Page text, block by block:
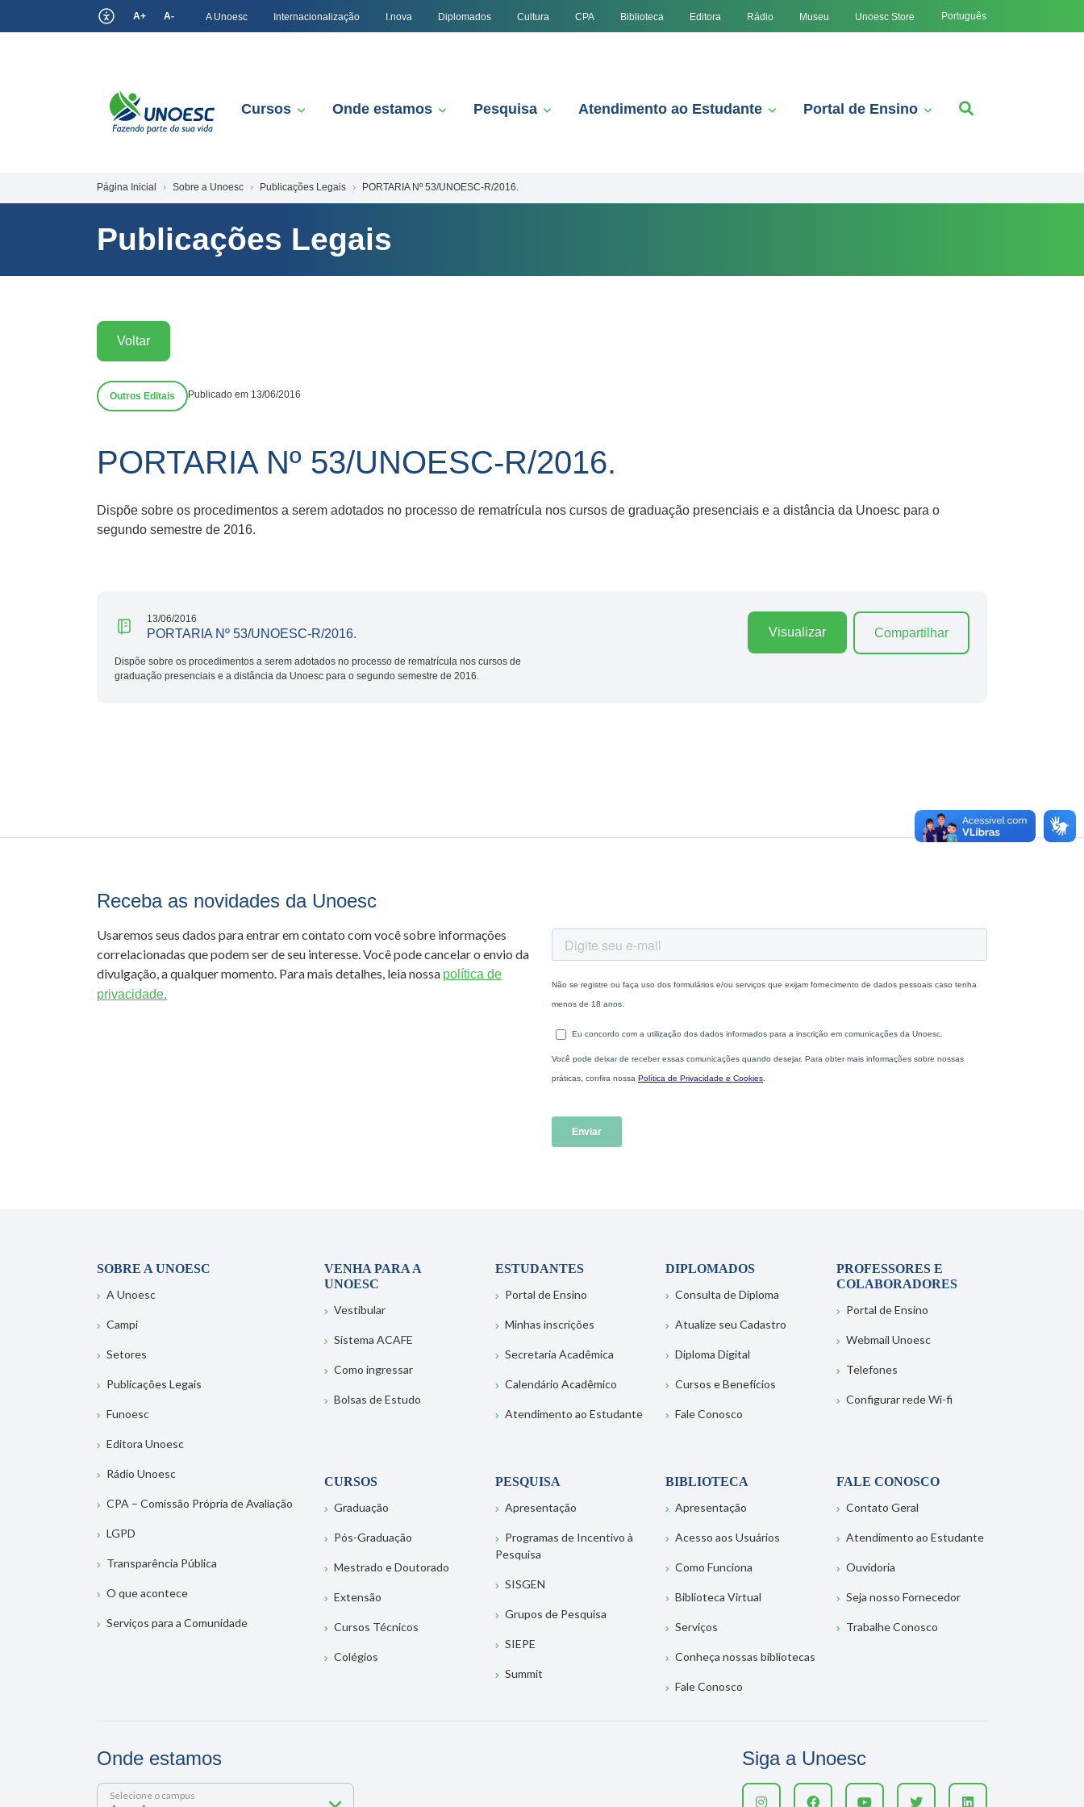
A+ A- A Unoesc Internacionalização I.nova Diplomados Cultura CPA Biblioteca Editora Rádio Museu Unoesc Store Português
Cursos Onde estamos Pesquisa Atendimento ao Estudante Portal de Ensino
Página Inicial Sobre a Unoesc Publicações Legais PORTARIA Nº 53/UNOESC-R/2016.
Publicações Legais
Voltar
Outros Editais Publicado em 13/06/2016
PORTARIA Nº 53/UNOESC-R/2016.
Dispõe sobre os procedimentos a serem adotados no processo de rematrícula nos cursos de graduação presenciais e a distância da Unoesc para o
segundo semestre de 2016.
13/06/2016
PORTARIA Nº 53/UNOESC-R/2016.
Dispõe sobre os procedimentos a serem adotados no processo de rematrícula nos cursos de
graduação presenciais e a distância da Unoesc para o segundo semestre de 2016.
Visualizar Compartilhar
Receba as novidades da Unoesc
Usaremos seus dados para entrar em contato com você sobre informações
correlacionadas que podem ser de seu interesse. Você pode cancelar o envio da
divulgação, a qualquer momento. Para mais detalhes, leia nossa política de
privacidade.
SOBRE A UNOESC
A Unoesc
Campi
Setores
Publicações Legais
Funoesc
Editora Unoesc
Rádio Unoesc
CPA – Comissão Própria de Avaliação
LGPD
Transparência Pública
O que acontece
Serviços para a Comunidade
VENHA PARA A
UNOESC
Vestibular
Sistema ACAFE
Como ingressar
Bolsas de Estudo
ESTUDANTES
Portal de Ensino
Minhas inscrições
Secretaria Acadêmica
Calendário Acadêmico
Atendimento ao Estudante
DIPLOMADOS
Consulta de Diploma
Atualize seu Cadastro
Diploma Digital
Cursos e Benefícios
Fale Conosco
PROFESSORES E
COLABORADORES
Portal de Ensino
Webmail Unoesc
Telefones
Configurar rede Wi-fi
CURSOS
Graduação
Pós-Graduação
Mestrado e Doutorado
Extensão
Cursos Técnicos
Colégios
PESQUISA
Apresentação
Programas de Incentivo à
Pesquisa
SISGEN
Grupos de Pesquisa
SIEPE
Summit
BIBLIOTECA
Apresentação
Acesso aos Usuários
Como Funciona
Biblioteca Virtual
Serviços
Conheça nossas bibliotecas
Fale Conosco
FALE CONOSCO
Contato Geral
Atendimento ao Estudante
Ouvidoria
Seja nosso Fornecedor
Trabalhe Conosco
Onde estamos
Selecione o campus
Siga a Unoesc